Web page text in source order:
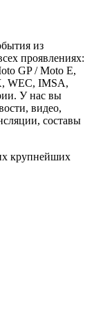
из
проявлениях:
GP / Moto E,
WEC, IMSA,
У нас вы
видео,
составы
крупнейших